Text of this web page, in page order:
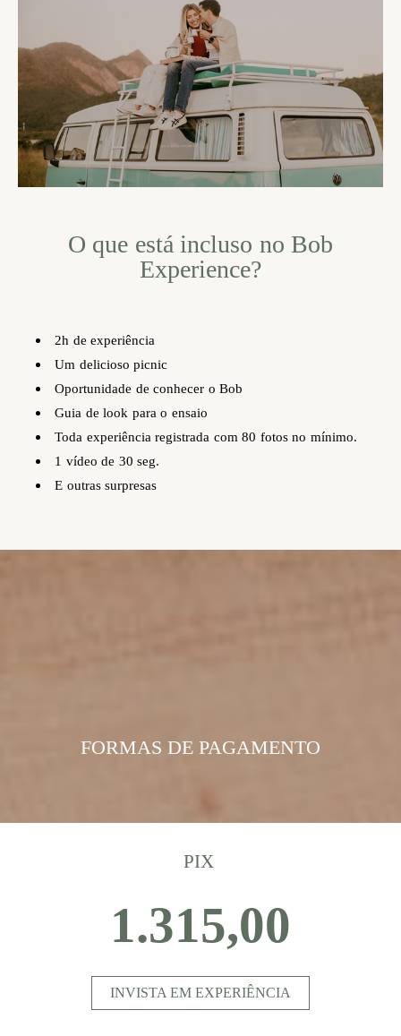
O que está incluso no Bob
Experience?
2h de experiência
Um delicioso picnic
Oportunidade de conhecer o Bob
Guia de look para o ensaio
Toda experiência registrada com 80 fotos no mínimo.
1 vídeo de 30 seg.
E outras surpresas
FORMAS DE PAGAMENTO
PIX
1.315,00
INVISTA EM EXPERIÊNCIA